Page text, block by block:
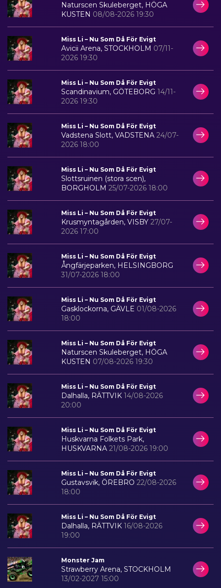
Naturscen Skuleberget, HÖGA
KUSTEN 08/08-2026 19:30
Miss Li – Nu Som Då För Evigt
Avicii Arena, STOCKHOLM 07/11-
2026 19:30
Miss Li – Nu Som Då För Evigt
Scandinavium, GÖTEBORG 14/11-
2026 19:30
Miss Li – Nu Som Då För Evigt
Vadstena Slott, VADSTENA 24/07-
2026 18:00
Miss Li – Nu Som Då För Evigt
Slottsruinen (stora scen),
BORGHOLM 25/07-2026 18:00
Miss Li – Nu Som Då För Evigt
Krusmyntagården, VISBY 27/07-
2026 17:00
Miss Li – Nu Som Då För Evigt
Ångfärjeparken, HELSINGBORG
31/07-2026 18:00
Miss Li – Nu Som Då För Evigt
Gasklockorna, GÄVLE 01/08-2026
18:00
Miss Li – Nu Som Då För Evigt
Naturscen Skuleberget, HÖGA
KUSTEN 07/08-2026 19:30
Miss Li – Nu Som Då För Evigt
Dalhalla, RÄTTVIK 14/08-2026
20:00
Miss Li – Nu Som Då För Evigt
Huskvarna Folkets Park,
HUSKVARNA 21/08-2026 19:00
Miss Li – Nu Som Då För Evigt
Gustavsvik, ÖREBRO 22/08-2026
18:00
Miss Li – Nu Som Då För Evigt
Dalhalla, RÄTTVIK 16/08-2026
19:00
Monster Jam
Strawberry Arena, STOCKHOLM
13/02-2027 15:00